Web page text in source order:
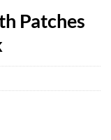
Patches